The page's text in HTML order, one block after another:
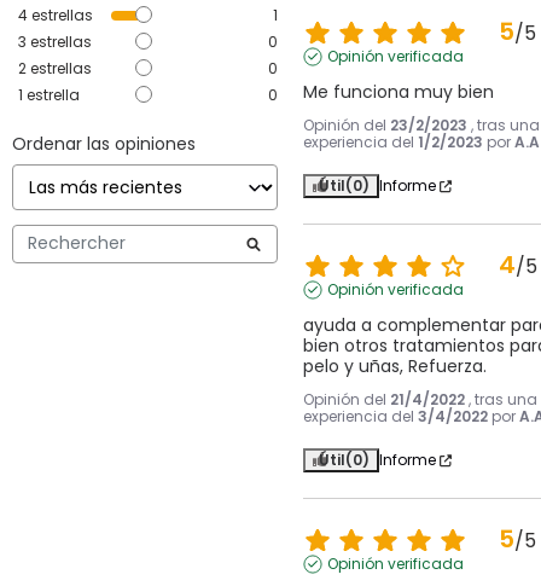
4estrellas
1
3 estrellas
0
2estrellas
0
1 estrella 0
Ordenar las opiniones
5/5
Opinión verificada
Me funciona muy bien
Opinión del 23/2/2023 , tras una
experiencia del 1/2/2023 por
Útil(0) Informe
4/5
Opinión verificada
ayuda a complementar
bien otros tratamientos
pelo y uñas, Refuerza.
Opinión del 21/4/2022 , tras una
experiencia del 3/4/2022 por
Útil(0) Informe
5/5
Opinión verificada